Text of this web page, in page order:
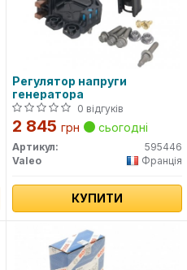
Регулятор напруги
генератора
0 відгуків
2 845 грн сьогодні
Артикул:
595446
Valeo
Франція
КУПИТИ